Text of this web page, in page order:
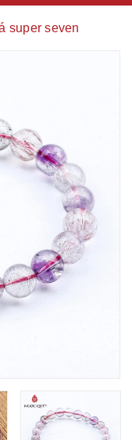
super seven